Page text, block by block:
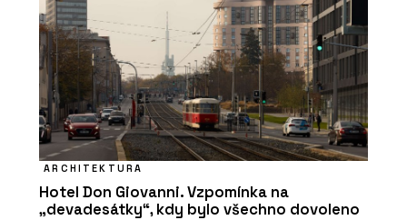
ARCHITEKTURA
Hotel Don Giovanni. Vzpomínka na
„devadesátky“, kdy bylo všechno dovoleno